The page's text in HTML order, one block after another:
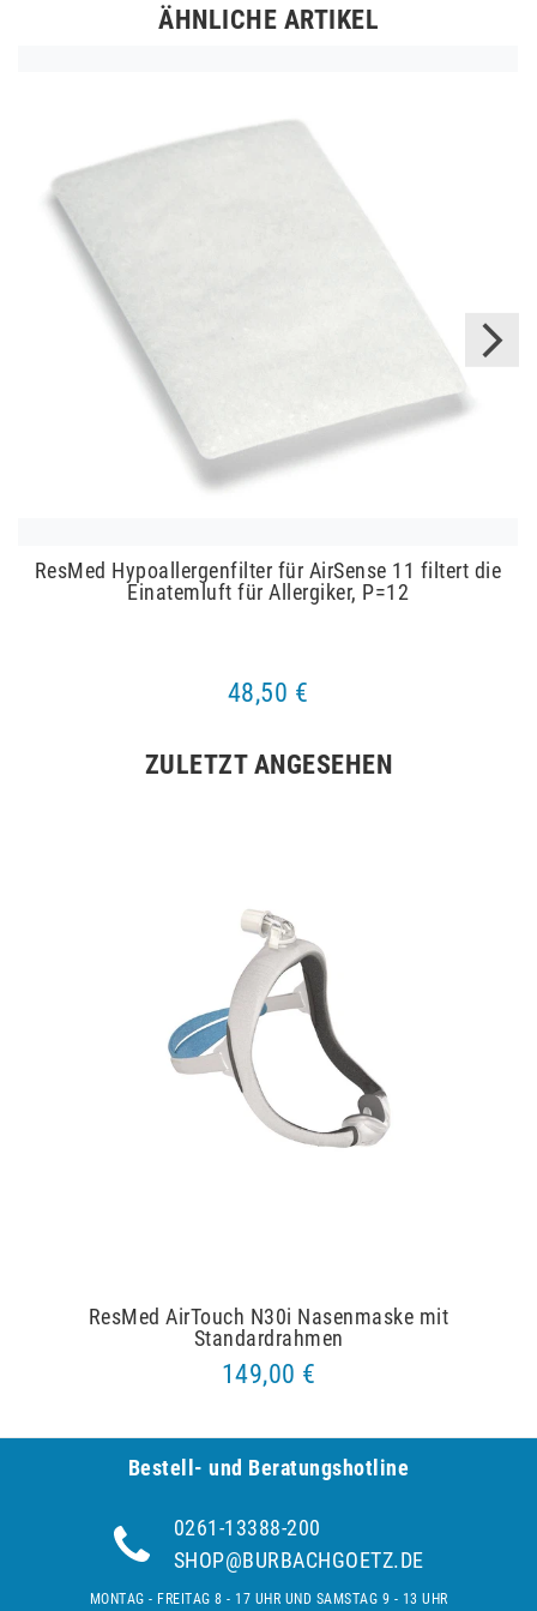
ÄHNLICHE ARTIKEL
ResMed Hypoallergenfilter für AirSense 11 filtert die
Einatemluft für Allergiker, P=12
48,50 €
ZULETZT ANGESEHEN
ResMed AirTouch N30i Nasenmaske mit
Standardrahmen
149,00 €
Bestell- und Be­ra­tungs­hot­line
0261-13388-200
SHOP@BURBACHGOETZ.DE
MONTAG - FREITAG 8 - 17 UHR UND SAMSTAG 9 - 13 UHR